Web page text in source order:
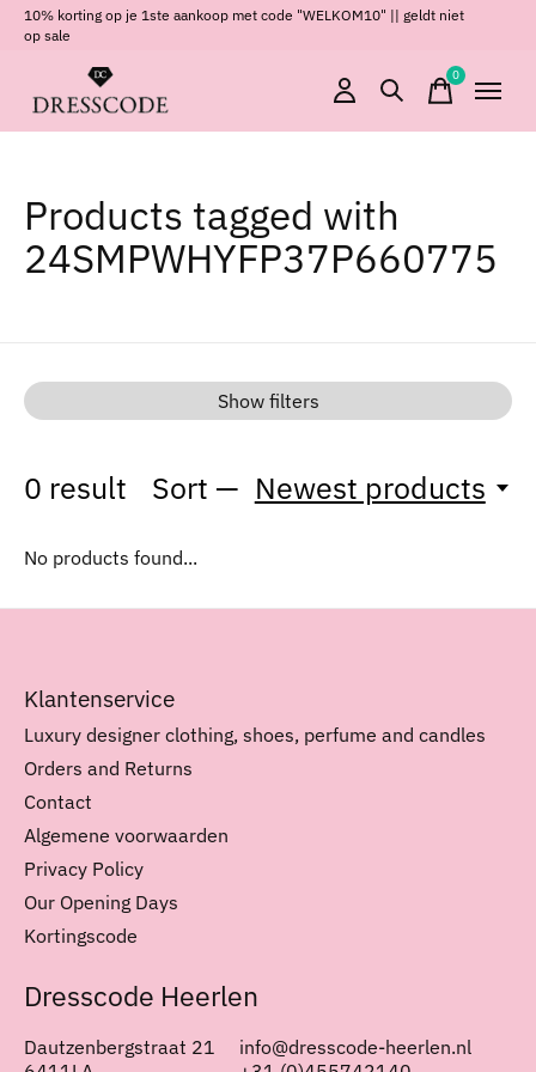
10% korting op je 1ste aankoop met code "WELKOM10" || geldt niet
op sale
0items
Products tagged with
24SMPWHYFP37P660775
Show filters
0 result Sort — Newest products
No products found...
Klantenservice
Luxury designer clothing, shoes, perfume and candles
Orders and Returns
Contact
Algemene voorwaarden
Privacy Policy
Our Opening Days
Kortingscode
Dresscode Heerlen
Dautzenbergstraat 21
info@dresscode-heerlen.nl